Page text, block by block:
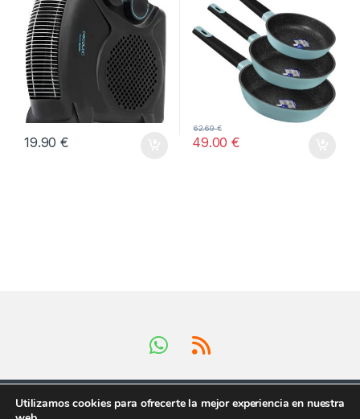
19.90€ 49.00€
62.69€
Utilizamos cookies para ofrecerte la mejor experiencia en nuestra